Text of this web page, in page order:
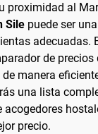
proximidad al
Sile puede ser
adecuadas.
de precios
manera
una lista
acogedores
precio.